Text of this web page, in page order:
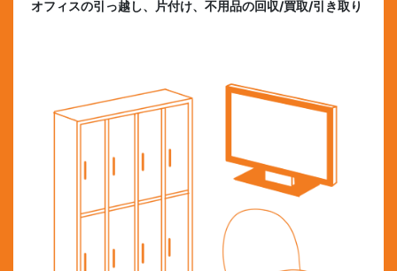
オフィスの引っ越し、片付け、不用品の回収/買取/引き取り